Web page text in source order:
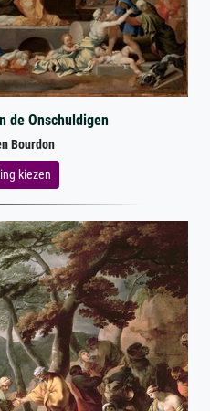
de Onschuldigen
Bourdon
kiezen